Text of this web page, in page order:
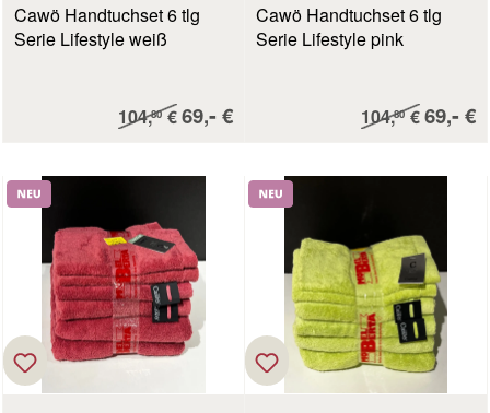
Cawö Handtuchset 6 tlg
Serie Lifestyle weiß
Regulärer Preis:
104,80€Verkaufspreis:
69,- €
Cawö Handtuchset 6 tlg
Serie Lifestyle pink
Regulärer Preis:
104,80€69,- €